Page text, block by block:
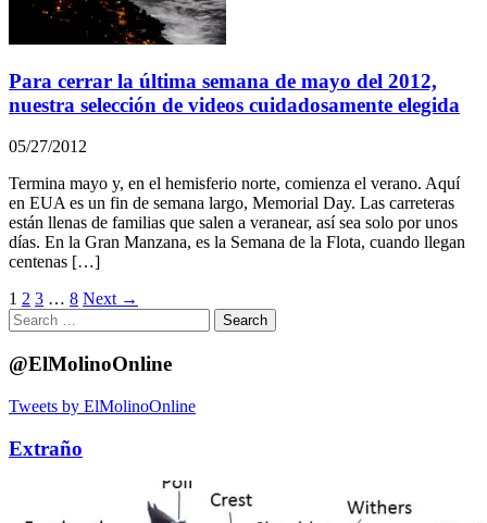
Para cerrar la última semana de mayo del 2012,
nuestra selección de videos cuidadosamente elegida
05/27/2012
Termina mayo y, en el hemisferio norte, comienza el verano. Aquí
en EUA es un fin de semana largo, Memorial Day. Las carreteras
están llenas de familias que salen a veranear, así sea solo por unos
días. En la Gran Manzana, es la Semana de la Flota, cuando llegan
centenas […]
1 2 3 … 8 Next →
Search
for:
@ElMolinoOnline
Tweets by ElMolinoOnline
Extraño